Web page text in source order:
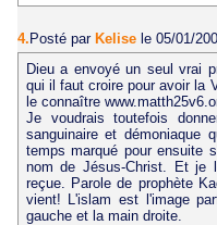
4.Posté par Kelise le 05/01/
Dieu a envoyé un seul vrai
qui il faut croire pour avoir la
le connaître
Je voudrais toutefois
sanguinaire et démoniaque
temps marqué pour ensuite
nom de Jésus-Christ. Et je
reçue. Parole de prophète
vient! L'islam est l'image
gauche et la main droite.